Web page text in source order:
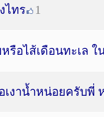
ไทร 1
หรือไส้เดือนทะเล
เงาน้ำหน่อยครับพี่